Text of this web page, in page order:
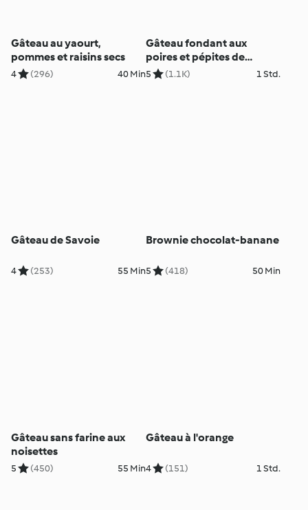
Gâteau au yaourt,
pommes et raisins secs
4 (296) 40 Min
Gâteau fondant aux
poires et pépites de
chocolat
5 (1.1K) 1 Std.
Gâteau de Savoie
4 (253) 55 Min
Brownie chocolat-banane
5 (418) 50 Min
Gâteau sans farine aux
noisettes
5 (450) 55 Min
Gâteau à l'orange
4 (151) 1 Std.